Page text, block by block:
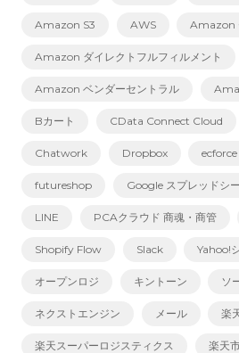
Amazon S3 AWS Amazon
Amazon ダイレクトフルフィルメント
Amazon ベンダーセントラル
Bカート CData Connect Cloud
Chatwork Dropbox ecforce
futureshop Google スプレッドシ
LINE PCAクラウド 商魂・商管
Shopify Flow Slack Yahoo!
オープンロジ キントーン ソ
ネクストエンジン メール 楽
楽天スーパーロジスティクス 楽天